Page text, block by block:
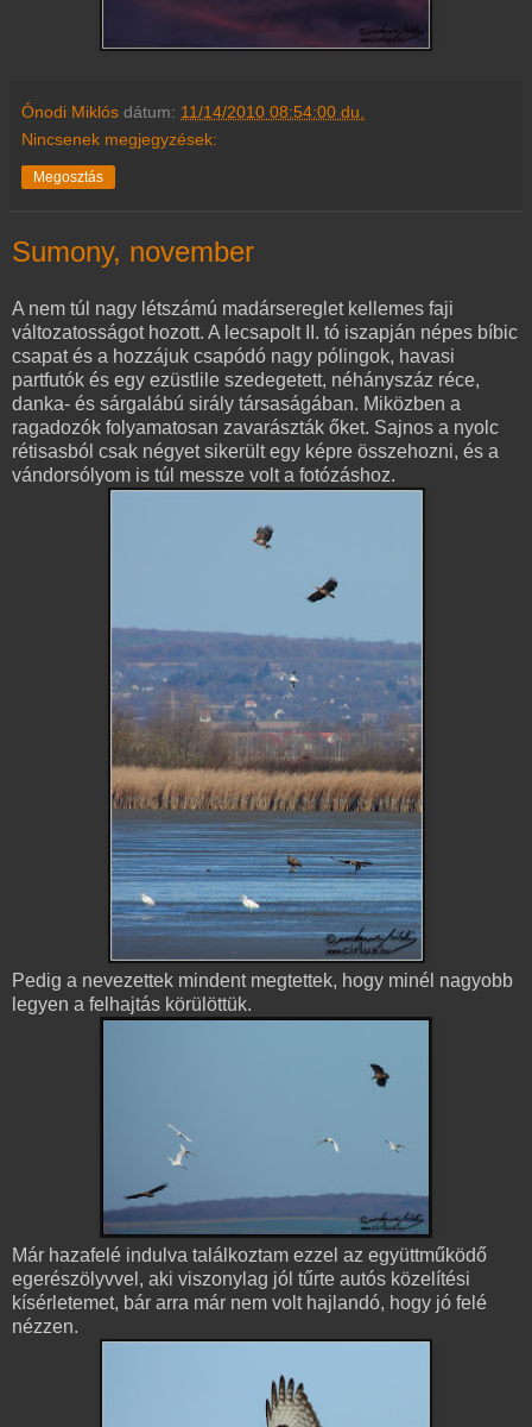
Ónodi Miklós dátum: 11/14/2010 08:54:00 du.
Nincsenek megjegyzések:
Megosztás
Sumony, november
A nem túl nagy létszámú madársereglet kellemes faji
változatosságot hozott. A lecsapolt II. tó iszapján népes bíbic
csapat és a hozzájuk csapódó nagy pólingok, havasi
partfutók és egy ezüstlile szedegetett, néhányszáz réce,
danka- és sárgalábú sirály társaságában. Miközben a
ragadozók folyamatosan zavarászták őket. Sajnos a nyolc
rétisasból csak négyet sikerült egy képre összehozni, és a
vándorsólyom is túl messze volt a fotózáshoz.
Pedig a nevezettek mindent megtettek, hogy minél nagyobb
legyen a felhajtás körülöttük.
Már hazafelé indulva találkoztam ezzel az együttműködő
egerészölyvvel, aki viszonylag jól tűrte autós közelítési
kísérletemet, bár arra már nem volt hajlandó, hogy jó felé
nézzen.